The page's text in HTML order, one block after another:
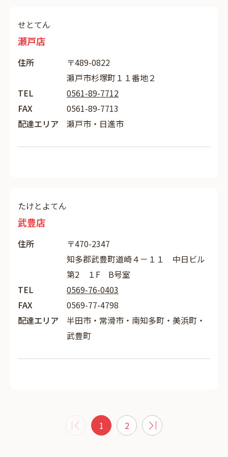
せとてん
瀬戸店
住所
〒489-0822
瀬戸市杉塚町１１番地２
TEL
0561-89-7712
FAX
0561-89-7713
配達エリア
瀬戸市・日進市
たけとよてん
武豊店
住所
〒470-2347
知多郡武豊町道崎４－１１ 中日ビル
第2 １F B号室
TEL
0569-76-0403
FAX
0569-77-4798
配達エリア
半田市・常滑市・南知多町・美浜町・
武豊町
1 2